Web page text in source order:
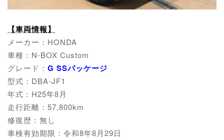
【車両情報】
メーカー：HONDA
車種：N-BOX Custom
グレード： G SSパッケージ
型式：DBA-JF1
年式：H25年8月
走行距離：57,800km
修復歴：無し
車検有効期限：令和8年8月29日